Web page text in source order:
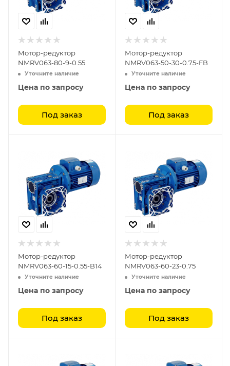
Мотор-редуктор
NMRV063-80-9-0.55
Уточните наличие
Цена по запросу
Под заказ
Мотор-редуктор
NMRV063-50-30-0.75-FB
Уточните наличие
Цена по запросу
Под заказ
Мотор-редуктор
NMRV063-60-15-0.55-B14
Уточните наличие
Цена по запросу
Под заказ
Мотор-редуктор
NMRV063-60-23-0.75
Уточните наличие
Цена по запросу
Под заказ